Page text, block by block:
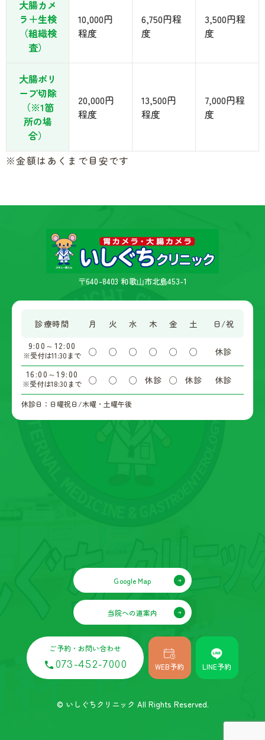
大腸カメ
ラ＋生検
（組織検
査）
10,000円
程度
6,750円程
度
3,500円程
度
大腸ポリ
ープ切除
（※1箇
所の場
合）
20,000円
程度
13,500円
程度
7,000円程
度
※金額はあくまで目安です
〒640-8403 和歌⼭市北島453-1
診療時間 月 火 水 木 金 土
日/祝
9:00～12:00
※受付は11:30まで ◯ ◯ ◯ ◯ ◯ ◯
休診
16:00～19:00
※受付は18:30まで ◯ ◯ ◯ 休診 ◯ 休診 休診
休診日：日曜祝日/木曜・土曜午後
Google Map
当院への道案内
ご予約・お問い合わせ
073-452-7000 WEB予約 LINE予約
© いしぐちクリニック All Rights Reserved.